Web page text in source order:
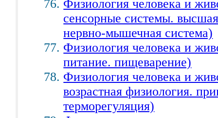
Физиология человека и
сенсорные системы.
нервно-мышечная система)
Физиология человека и
питание. пищеварение)
Физиология человека и
возрастная физиология.
терморегуляция)